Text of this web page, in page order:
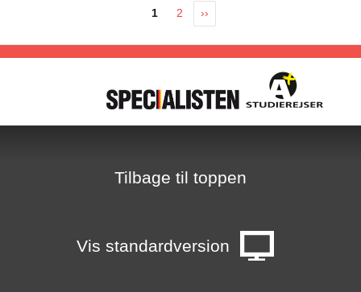
1 2 ››
Tilbage til toppen
Vis standardversion